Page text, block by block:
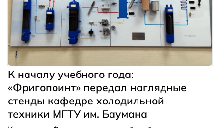
К началу учебного года:
«Фригопоинт» передал наглядные
стенды кафедре холодильной
техники МГТУ им. Баумана